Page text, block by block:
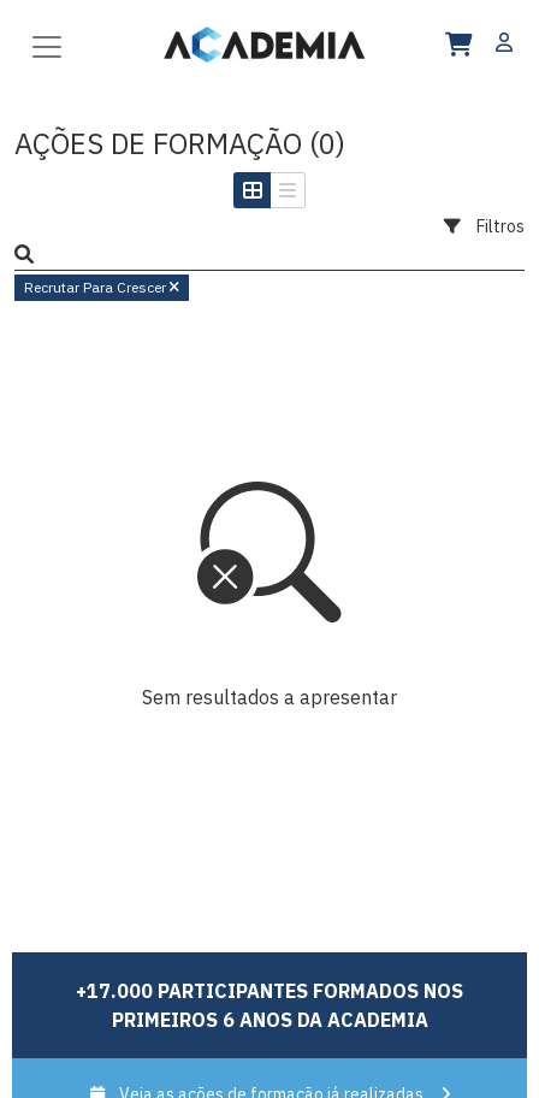
AÇÕES DE FORMAÇÃO (0)
Filtros
Recrutar Para Crescer
Sem resultados a apresentar
+17.000 PARTICIPANTES FORMADOS NOS
PRIMEIROS 6 ANOS DA ACADEMIA